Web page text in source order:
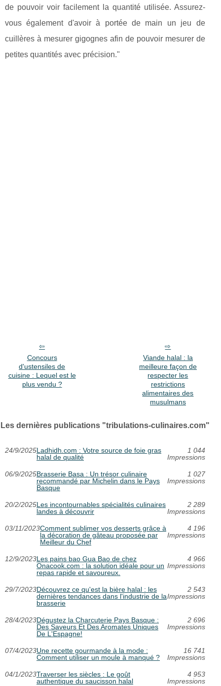
de pouvoir voir facilement la quantité utilisée. Assurez-
vous également d'avoir à portée de main un jeu de
cuillères à mesurer gigognes afin de pouvoir mesurer de
petites quantités avec précision."
Concours
d'ustensiles de
cuisine : Lequel est le
plus vendu ?
Viande halal : la
meilleure façon de
respecter les
restrictions
alimentaires des
musulmans
Les dernières publications "tribulations-culinaires.com"
24/9/2025Ladhidh.com : Votre source de foie gras
halal de qualité
1 044
Impressions
06/9/2025Brasserie Basa : Un trésor culinaire
recommandé par Michelin dans le Pays
Basque
1 027
Impressions
20/2/2025Les incontournables spécialités culinaires
landes à découvrir
2 289
Impressions
03/11/2023Comment sublimer vos desserts grâce à
la décoration de gâteau proposée par
Meilleur du Chef
4 196
Impressions
12/9/2023Les pains bao Gua Bao de chez
Onacook.com : la solution idéale pour un
repas rapide et savoureux.
4 966
Impressions
29/7/2023Découvrez ce qu'est la bière halal : les
dernières tendances dans l'industrie de la
brasserie
2 543
Impressions
28/4/2023Dégustez la Charcuterie Pays Basque :
Des Saveurs Et Des Aromates Uniques
De L'Espagne!
2 696
Impressions
07/4/2023Une recette gourmande à la mode :
Comment utiliser un moule à manqué ?
16 741
Impressions
04/1/2023Traverser les siècles : Le goût
authentique du saucisson halal
4 953
Impressions